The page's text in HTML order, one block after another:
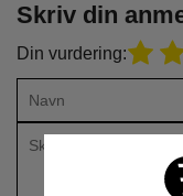
Skriv din
Din vurdering: